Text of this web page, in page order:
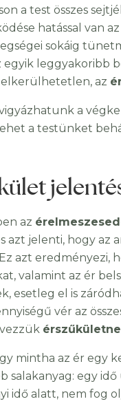
a test összes
hatással van
sokáig
egyik leggyakoribb
az
a
a testünket
az
azt jelenti, hogy az
azt eredményezi,
valamint az ér
esetleg el is
vér az
mintha az ér egy
salakanyag: egy
idő alatt, nem fog